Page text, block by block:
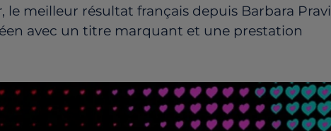
, le meilleur résultat français depuis Barbara Pravi
avec un titre marquant et une prestation